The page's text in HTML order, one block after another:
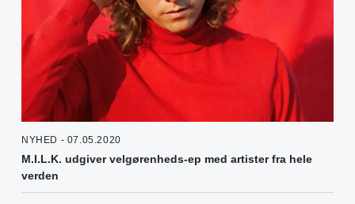
NYHED - 07.05.2020
M.I.L.K. udgiver velgørenheds-ep med artister fra hele
verden